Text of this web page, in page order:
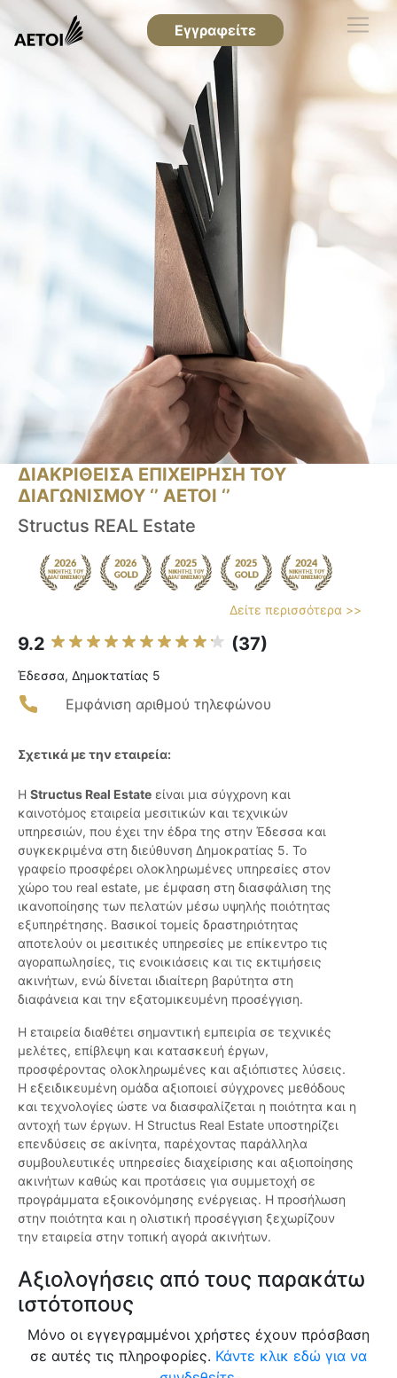
Εγγραφείτε
ΔΙΑΚΡΙΘΕΙΣΑ ΕΠΙΧΕΙΡΗΣΗ ΤΟΥ
ΔΙΑΓΩΝΙΣΜΟΥ ‘’ ΑΕΤΟΙ ‘’
Structus REAL Estate
Δείτε περισσότερα >>
9.2 (37)
Έδεσσα, Δημοκτατίας 5
Εμφάνιση αριθμού τηλεφώνου
Σχετικά με την εταιρεία:
Η Structus Real Estate είναι μια σύγχρονη και
καινοτόμος εταιρεία μεσιτικών και τεχνικών
υπηρεσιών, που έχει την έδρα της στην Έδεσσα και
συγκεκριμένα στη διεύθυνση Δημοκρατίας 5. Το
γραφείο προσφέρει ολοκληρωμένες υπηρεσίες στον
χώρο του real estate, με έμφαση στη διασφάλιση της
ικανοποίησης των πελατών μέσω υψηλής ποιότητας
εξυπηρέτησης. Βασικοί τομείς δραστηριότητας
αποτελούν οι μεσιτικές υπηρεσίες με επίκεντρο τις
αγοραπωλησίες, τις ενοικιάσεις και τις εκτιμήσεις
ακινήτων, ενώ δίνεται ιδιαίτερη βαρύτητα στη
διαφάνεια και την εξατομικευμένη προσέγγιση.
Η εταιρεία διαθέτει σημαντική εμπειρία σε τεχνικές
μελέτες, επίβλεψη και κατασκευή έργων,
προσφέροντας ολοκληρωμένες και αξιόπιστες λύσεις.
Η εξειδικευμένη ομάδα αξιοποιεί σύγχρονες μεθόδους
και τεχνολογίες ώστε να διασφαλίζεται η ποιότητα και η
αντοχή των έργων. Η Structus Real Estate υποστηρίζει
επενδύσεις σε ακίνητα, παρέχοντας παράλληλα
συμβουλευτικές υπηρεσίες διαχείρισης και αξιοποίησης
ακινήτων καθώς και προτάσεις για συμμετοχή σε
προγράμματα εξοικονόμησης ενέργειας. Η προσήλωση
στην ποιότητα και η ολιστική προσέγγιση ξεχωρίζουν
την εταιρεία στην τοπική αγορά ακινήτων.
Αξιολογήσεις από τους παρακάτω
ιστότοπους
Μόνο οι εγγεγραμμένοι χρήστες έχουν πρόσβαση
σε αυτές τις πληροφορίες. Κάντε κλικ εδώ για να